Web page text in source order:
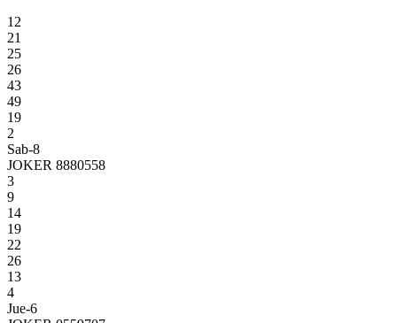
12
21
25
26
43
49
19
2
Sab-8
JOKER 8880558
3
9
14
19
22
26
13
4
Jue-6